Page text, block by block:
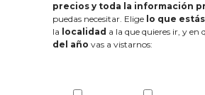
precios y toda la información
puedas necesitar. Elige lo que
la localidad a la que quieres ir, y en
del año vas a vistarnos: